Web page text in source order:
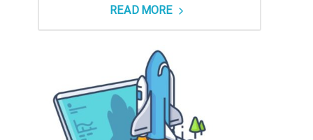
READ MORE